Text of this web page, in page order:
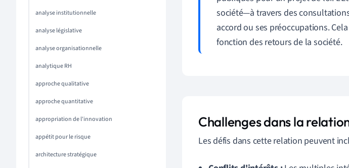
analyse institutionnelle
analyse législative
analyse organisationnelle
analytique RH
approche qualitative
approche quantitative
appropriation de l'innovation
appétit pour le risque
architecture stratégique
société—à travers des
accord ou ses préoccupations.
fonction des retours de la société.
Challenges dans la
Les défis dans cette relation peuvent